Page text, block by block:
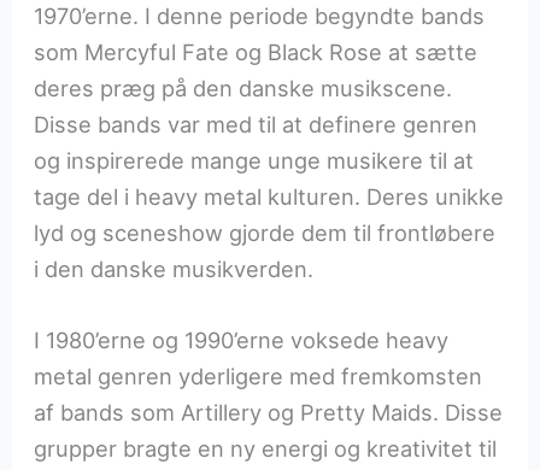
1970’erne. I denne periode begyndte bands
som Mercyful Fate og Black Rose at sætte
deres præg på den danske musikscene.
Disse bands var med til at definere genren
og inspirerede mange unge musikere til at
tage del i heavy metal kulturen. Deres unikke
lyd og sceneshow gjorde dem til frontløbere
i den danske musikverden.
I 1980’erne og 1990’erne voksede heavy
metal genren yderligere med fremkomsten
af bands som Artillery og Pretty Maids. Disse
grupper bragte en ny energi og kreativitet til